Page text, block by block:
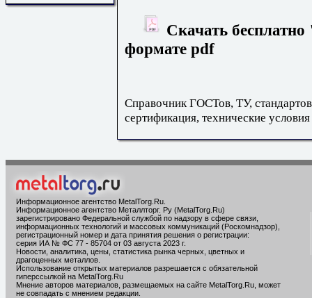
Скачать
формате pdf
Справочник ГОСТов, ТУ,
сертификация, технические условия
Информационное агентство MetalTorg.Ru
Информационное агентство Металлторг. Ру (MetalTorg.Ru)
зарегистрировано Федеральной службой по надзору в сфере связи,
информационных технологий и массовых коммуникаций (Роскомнадзор),
регистрационный номер и дата принятия решения о регистрации:
серия ИА № ФС 77 - 85704 от 03 августа 2023 г.
Новости, аналитика, цены, статистика рынка черных, цветных и
драгоценных металлов.
Использование открытых материалов разрешается с обязательной
гиперссылкой на MetalTorg.Ru
Мнение авторов материалов, размещаемых на сайте MetalTorg.Ru, может
не совпадать с мнением редакции.